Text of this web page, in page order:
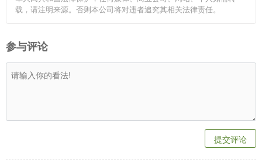
载，请注明来源。否则本公司将对违者追究其相关法律责任。
参与评论
提交评论